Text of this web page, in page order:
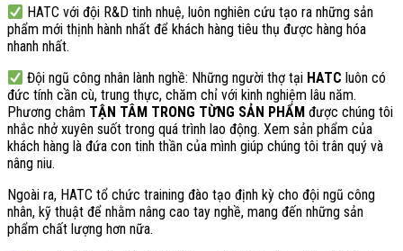
HATC với đội R&D tinh nhuệ, luôn nghiên cứu tạo ra những sản
phẩm mới thịnh hành nhất để khách hàng tiêu thụ được hàng hóa
nhanh nhất.
Đội ngũ công nhân lành nghề: Những người thợ tại HATC luôn có
đức tính cần cù, trung thực, chăm chỉ với kinh nghiệm lâu năm.
Phương châm TẬN TÂM TRONG TỪNG SẢN PHẨM được chúng tôi
nhắc nhở xuyên suốt trong quá trình lao động. Xem sản phẩm của
khách hàng là đứa con tinh thần của mình giúp chúng tôi trân quý và
nâng niu.
Ngoài ra, HATC tổ chức training đào tạo định kỳ cho đội ngũ công
nhân, kỹ thuật để nhằm nâng cao tay nghề, mang đến những sản
phẩm chất lượng hơn nữa.